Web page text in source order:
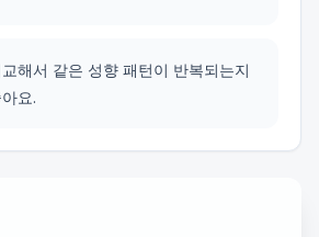
해서 같은 성향 패턴이 반복되는지
요.